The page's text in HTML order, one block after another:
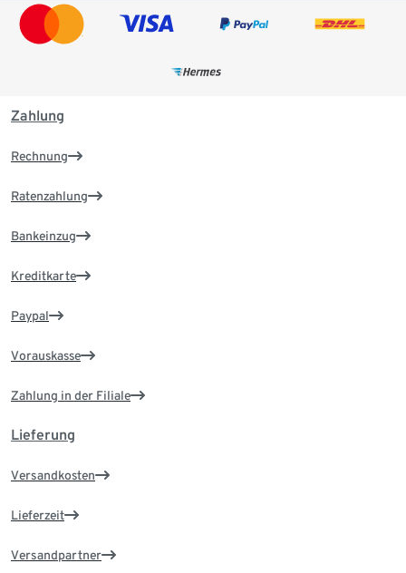
Zahlung
Rechnung
Ratenzahlung
Bankeinzug
Kreditkarte
Paypal
Vorauskasse
Zahlung in der Filiale
Lieferung
Versandkosten
Lieferzeit
Versandpartner